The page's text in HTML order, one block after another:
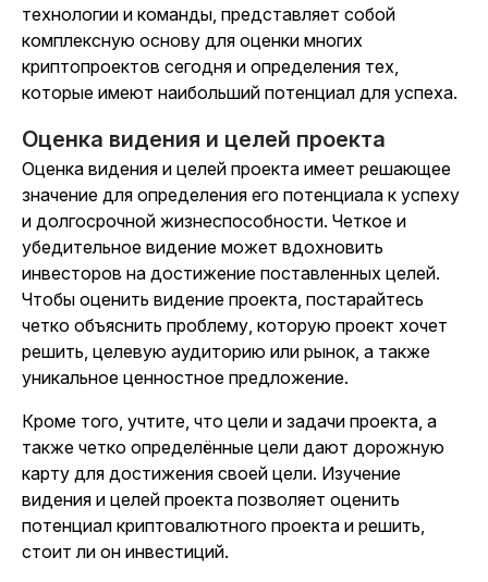
технологии и команды, представляет собой
комплексную основу для оценки многих
криптопроектов сегодня и определения тех,
которые имеют наибольший потенциал для успеха.
Оценка видения и целей проекта
Оценка видения и целей проекта имеет решающее
значение для определения его потенциала к успеху
и долгосрочной жизнеспособности. Четкое и
убедительное видение может вдохновить
инвесторов на достижение поставленных целей.
Чтобы оценить видение проекта, постарайтесь
четко объяснить проблему, которую проект хочет
решить, целевую аудиторию или рынок, а также
уникальное ценностное предложение.
Кроме того, учтите, что цели и задачи проекта, а
также четко определённые цели дают дорожную
карту для достижения своей цели. Изучение
видения и целей проекта позволяет оценить
потенциал криптовалютного проекта и решить,
стоит ли он инвестиций.